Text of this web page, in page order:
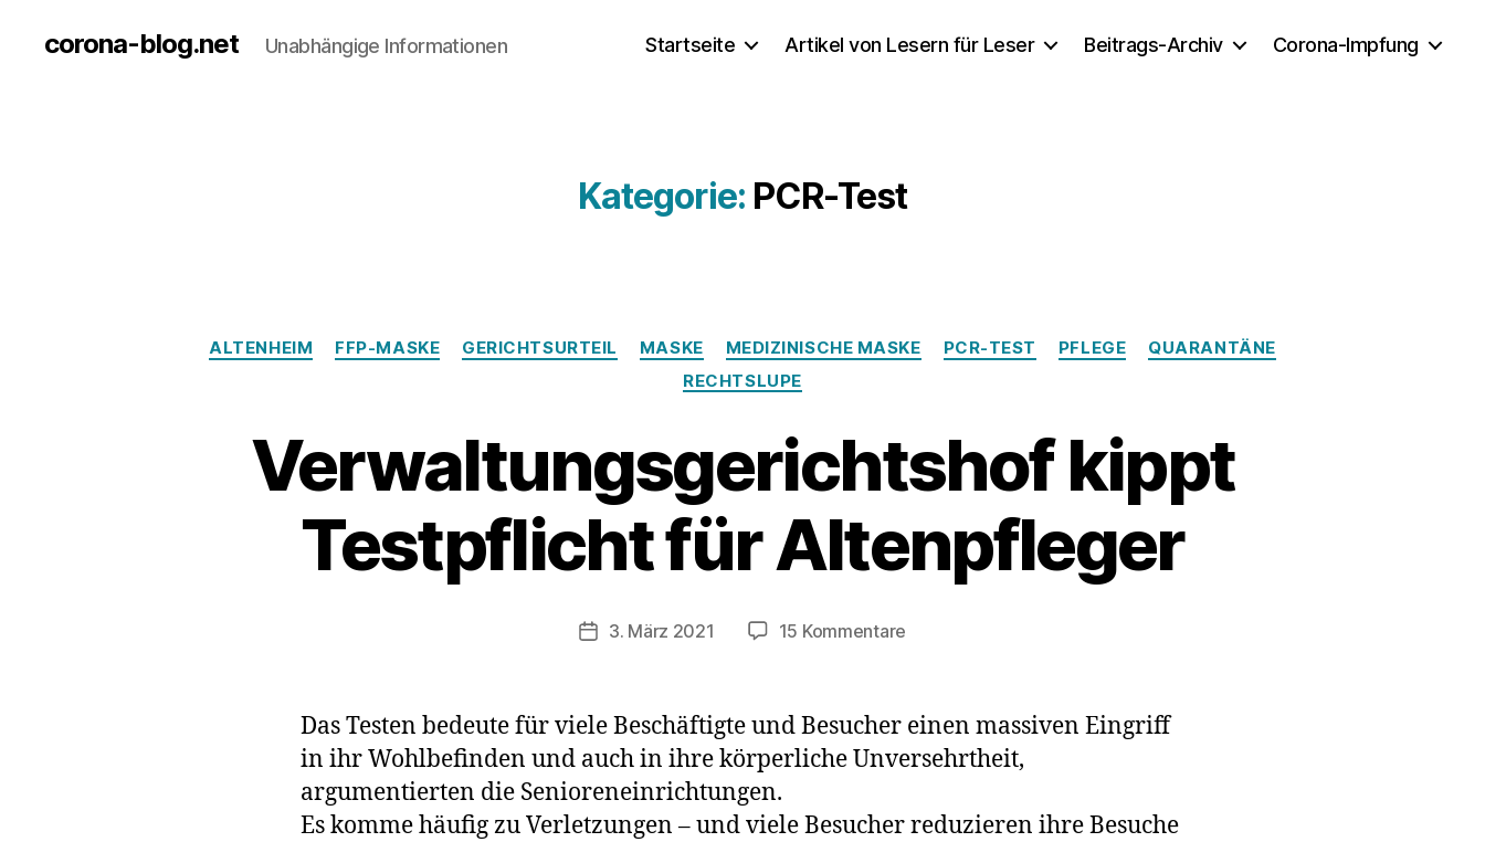
corona-blog.net Unabhängige Informationen Startseite Artikel von Lesern für Leser Beitrags-Archiv Corona-Impfung
Kategorie: PCR-Test
Kategorien
ALTENHEIM FFP-MASKE GERICHTSURTEIL MASKE MEDIZINISCHE MASKE PCR-TEST PFLEGE
QUARANTÄNE
RECHTSLUPE
Verwaltungsgerichtshof kippt
Testpflicht für Altenpfleger
Veröffentlichungsdatum
3. März 2021 15 Kommentare
Testpflicht
für
Altenpfleger
Das Testen bedeute für viele Beschäftigte und Besucher einen massiven Eingriff
in ihr Wohlbefinden und auch in ihre körperliche Unversehrtheit,
argumentierten die Senioreneinrichtungen.
Es komme häufig zu Verletzungen – und viele Besucher reduzieren ihre Besuche